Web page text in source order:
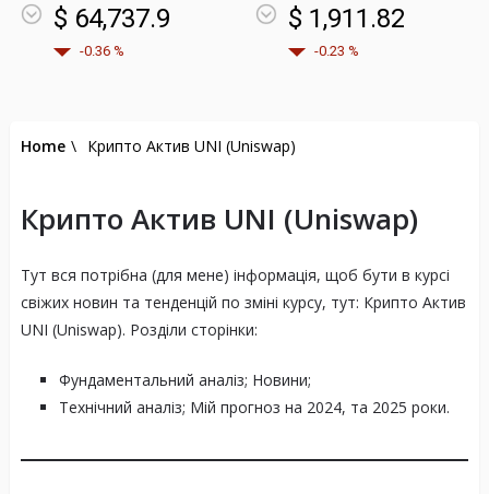
$ 64,737.9
-0.36 %
$ 1,911.82
-0.23 %
Home \ Крипто Актив UNI (Uniswap)
Крипто Актив UNI (Uniswap)
Тут вся потрібна (для мене) інформація, щоб бути в курсі
свіжих новин та тенденцій по зміні курсу, тут: Крипто Актив
UNI (Uniswap). Розділи сторінки:
Фундаментальний аналіз; Новини;
Технічний аналіз; Мій прогноз на 2024, та 2025 роки.